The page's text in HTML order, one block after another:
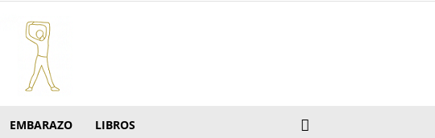
EMBARAZO LIBROS